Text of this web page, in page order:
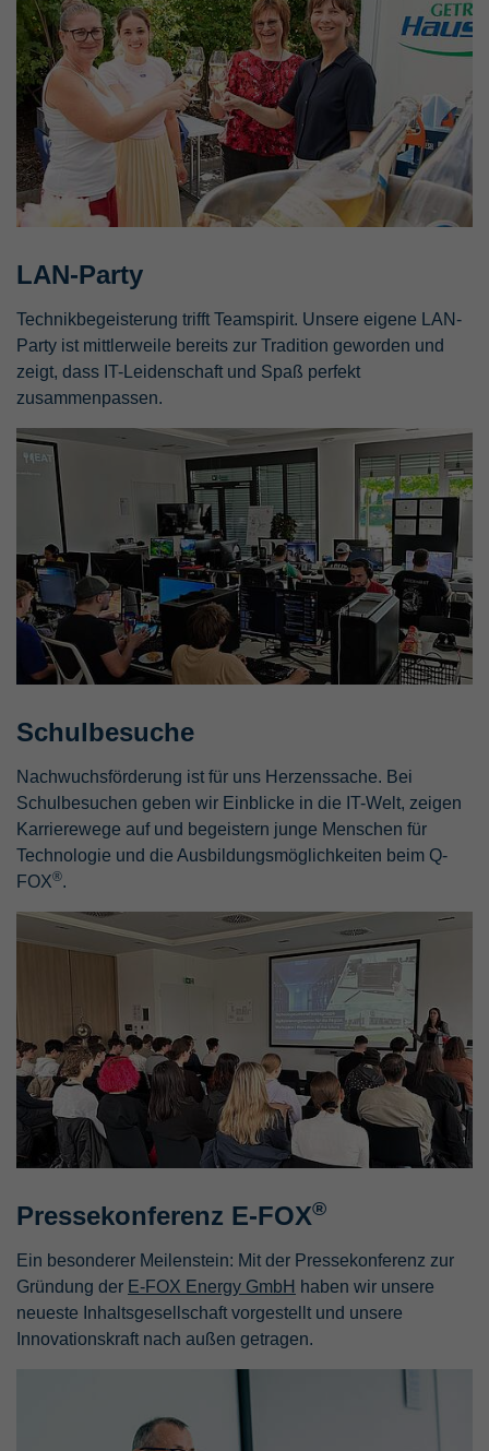
LAN-Party
Technikbegeisterung trifft Teamspirit. Unsere eigene LAN-
Party ist mittlerweile bereits zur Tradition geworden und
zeigt, dass IT-Leidenschaft und Spaß perfekt
zusammenpassen.
Schulbesuche
Nachwuchsförderung ist für uns Herzenssache. Bei
Schulbesuchen geben wir Einblicke in die IT-Welt, zeigen
Karrierewege auf und begeistern junge Menschen für
Technologie und die Ausbildungsmöglichkeiten beim Q-
FOX®.
Pressekonferenz E-FOX®
Ein besonderer Meilenstein: Mit der Pressekonferenz zur
Gründung der E-FOX Energy GmbH haben wir unsere
neueste Inhaltsgesellschaft vorgestellt und unsere
Innovationskraft nach außen getragen.